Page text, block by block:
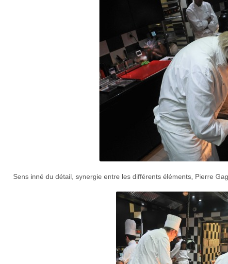
Sens inné du détail, synergie entre les différents éléments, Pierre